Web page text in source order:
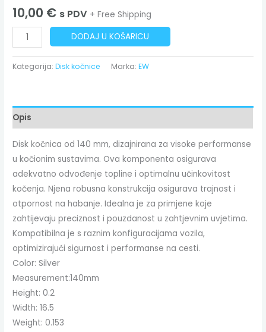
10,00 € s PDV + Free Shipping
DODAJ U KOŠARICU
Kategorija:Disk kočnice Marka:EW
Opis
Disk kočnica od 140 mm, dizajnirana za visoke performanse
u kočionim sustavima. Ova komponenta osigurava
adekvatno odvođenje topline i optimalnu učinkovitost
kočenja. Njena robusna konstrukcija osigurava trajnost i
otpornost na habanje. Idealna je za primjene koje
zahtijevaju preciznost i pouzdanost u zahtjevnim uvjetima.
Kompatibilna je s raznim konfiguracijama vozila,
optimizirajući sigurnost i performanse na cesti.
Color: Silver
Measurement:140mm
Height:0.2
Width:16.5
Weight:0.153